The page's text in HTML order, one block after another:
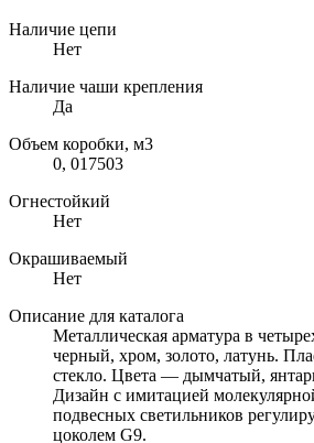
Наличие цепи
Нет
Наличие чаши крепления
Да
Объем коробки, м3
0, 017503
Огнестойкий
Нет
Окрашиваемый
Нет
Описание для каталога
Металлическая арматура в
черный, хром, золото, латунь.
стекло. Цвета — дымчатый,
Дизайн с имитацией
подвесных светильников
цоколем G9.